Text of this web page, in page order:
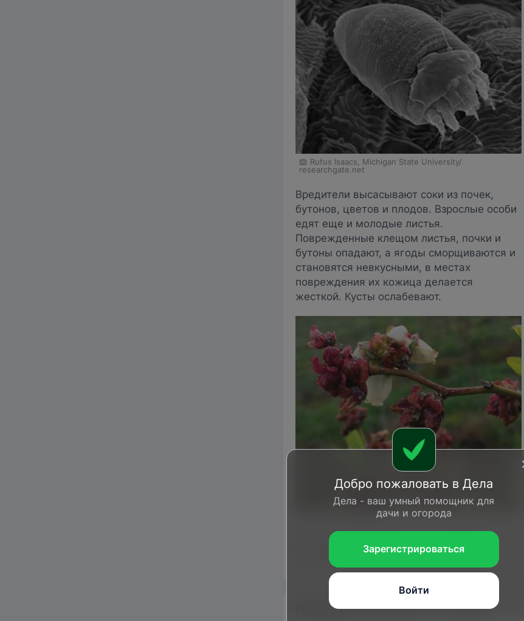
Rufus Isaacs, Michigan State University/
researchgate.net
Вредители высасывают соки из почек,
бутонов, цветов и плодов. Взрослые особи
едят еще и молодые листья.
Поврежденные клещом листья, почки и
бутоны опадают, а ягоды сморщиваются и
становятся невкусными, в местах
повреждения их кожица делается
жесткой. Кусты ослабевают.
montpellier.inra.fr
Кроме того, почковый клещ является
переносчиком вирусных заболеваний.
Признаки появления и условия
Добро пожаловать в Дела
Дела - ваш умный помощник для
дачи и огорода
Зарегистрироваться
Войти